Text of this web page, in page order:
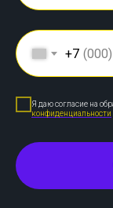
+7
Я даю согласие на
конфиденциальности